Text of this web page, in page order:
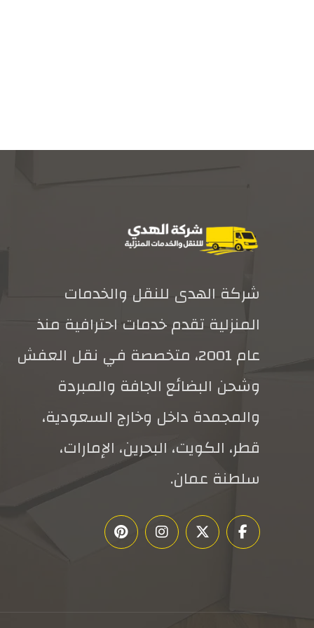
شركة الهدى للنقل والخدمات
المنزلية تقدم خدمات احترافية منذ
عام 2001، متخصصة في نقل العفش
وشحن البضائع الجافة والمبردة
والمجمدة داخل وخارج السعودية،
قطر، الكويت، البحرين، الإمارات،
سلطنة عمان.